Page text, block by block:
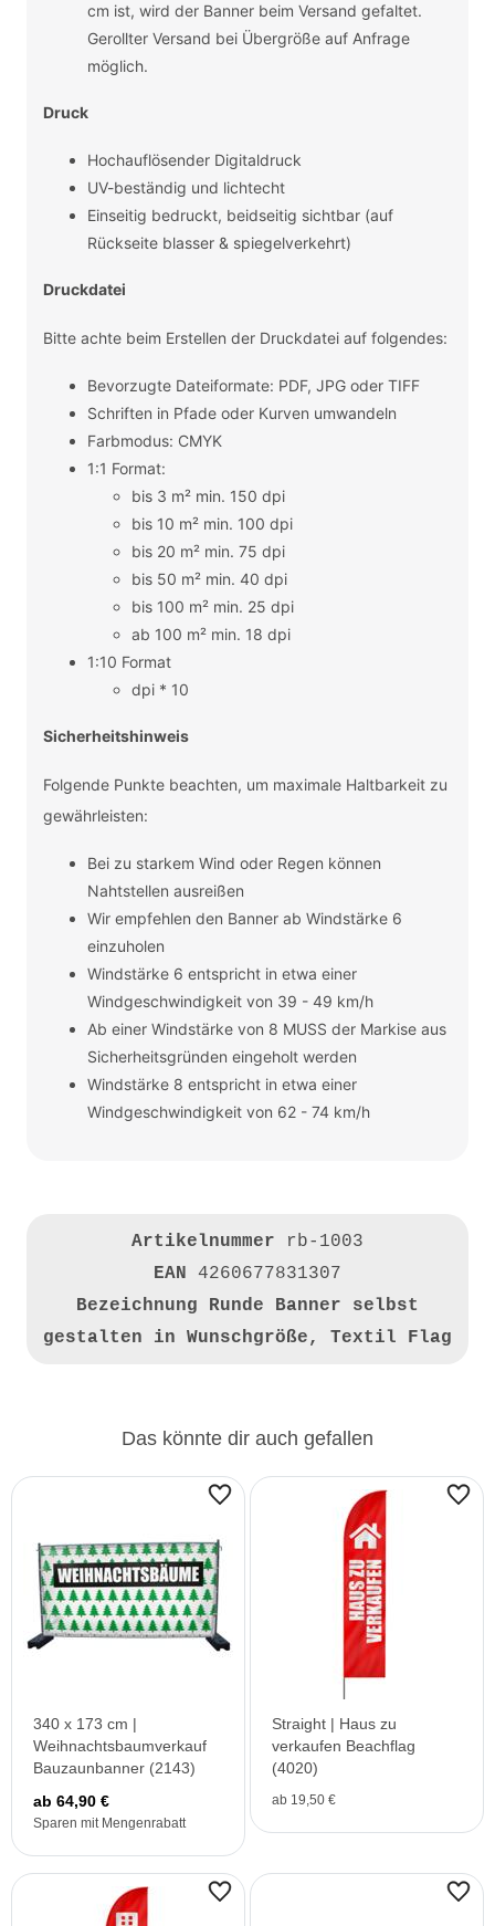
cm ist, wird der Banner beim Versand gefaltet.
Gerollter Versand bei Übergröße auf Anfrage
möglich.
Druck
Hochauflösender Digitaldruck
UV-beständig und lichtecht
Einseitig bedruckt, beidseitig sichtbar (auf
Rückseite blasser & spiegelverkehrt)
Druckdatei
Bitte achte beim Erstellen der Druckdatei auf folgendes:
Bevorzugte Dateiformate: PDF, JPG oder TIFF
Schriften in Pfade oder Kurven umwandeln
Farbmodus: CMYK
1:1 Format:
bis 3 m² min. 150 dpi
bis 10 m² min. 100 dpi
bis 20 m² min. 75 dpi
bis 50 m² min. 40 dpi
bis 100 m² min. 25 dpi
ab 100 m² min. 18 dpi
1:10 Format
dpi * 10
Sicherheitshinweis
Folgende Punkte beachten, um maximale Haltbarkeit zu
gewährleisten:
Bei zu starkem Wind oder Regen können
Nahtstellen ausreißen
Wir empfehlen den Banner ab Windstärke 6
einzuholen
Windstärke 6 entspricht in etwa einer
Windgeschwindigkeit von 39 - 49 km/h
Ab einer Windstärke von 8 MUSS der Markise aus
Sicherheitsgründen eingeholt werden
Windstärke 8 entspricht in etwa einer
Windgeschwindigkeit von 62 - 74 km/h
Artikelnummer
rb-1003
EAN 4260677831307
Bezeichnung Runde Banner selbst
gestalten in Wunschgröße, Textil Flag
Das könnte dir auch gefallen
340 x 173 cm |
Weihnachtsbaumverkauf
Bauzaunbanner (2143)
ab 64,90 €
Sparen mit Mengenrabatt
Straight | Haus zu
verkaufen Beachflag
(4020)
ab 19,50 €